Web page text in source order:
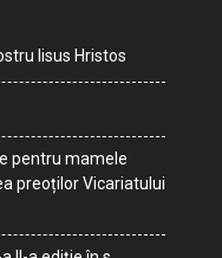
Iisus Hristos
pentru mamele
preoților Vicariatului